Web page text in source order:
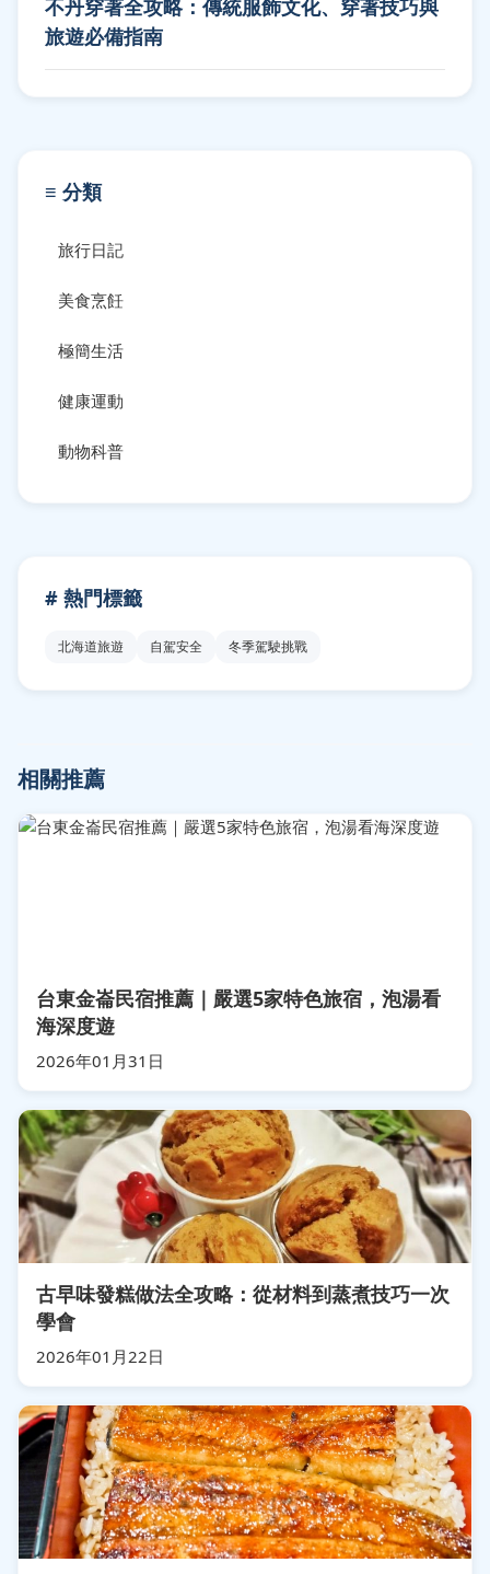
不丹穿著全攻略：傳統服飾文化、穿著技巧與
旅遊必備指南
≡ 分類
旅行日記
美食烹飪
極簡生活
健康運動
動物科普
# 熱門標籤
北海道旅遊 自駕安全 冬季駕駛挑戰
相關推薦
台東金崙民宿推薦｜嚴選5家特色旅宿，泡湯看
海深度遊
2026年01月31日
古早味發糕做法全攻略：從材料到蒸煮技巧一次
學會
2026年01月22日